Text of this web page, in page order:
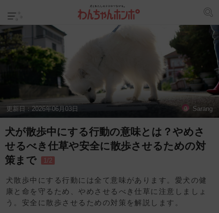
更新日： 2026年06月03日 Sarang
犬が散歩中にする行動の意味とは？やめさ
せるべき仕草や安全に散歩させるための対
策まで
1/2
犬散歩中にする行動には全て意味があります。愛犬の健
康と命を守るため、やめさせるべき仕草に注意しましょ
う。安全に散歩させるための対策を解説します。